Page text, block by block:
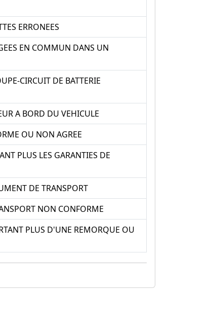
ERRONEES
EN COMMUN DANS UN
CIRCUIT DE BATTERIE
A BORD DU VEHICULE
OU NON AGREE
PLUS LES GARANTIES DE
DE TRANSPORT
NON CONFORME
PLUS D'UNE REMORQUE OU